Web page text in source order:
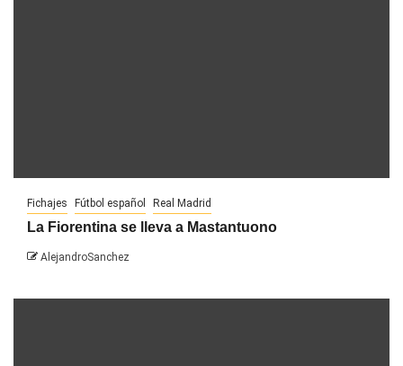
Fichajes Fútbol español Real Madrid
La Fiorentina se lleva a Mastantuono
AlejandroSanchez